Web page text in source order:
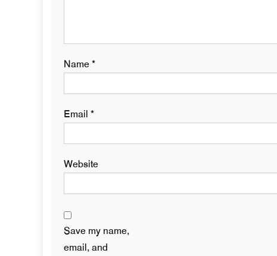
Name*
Email *
Website
Save my name,
email, and